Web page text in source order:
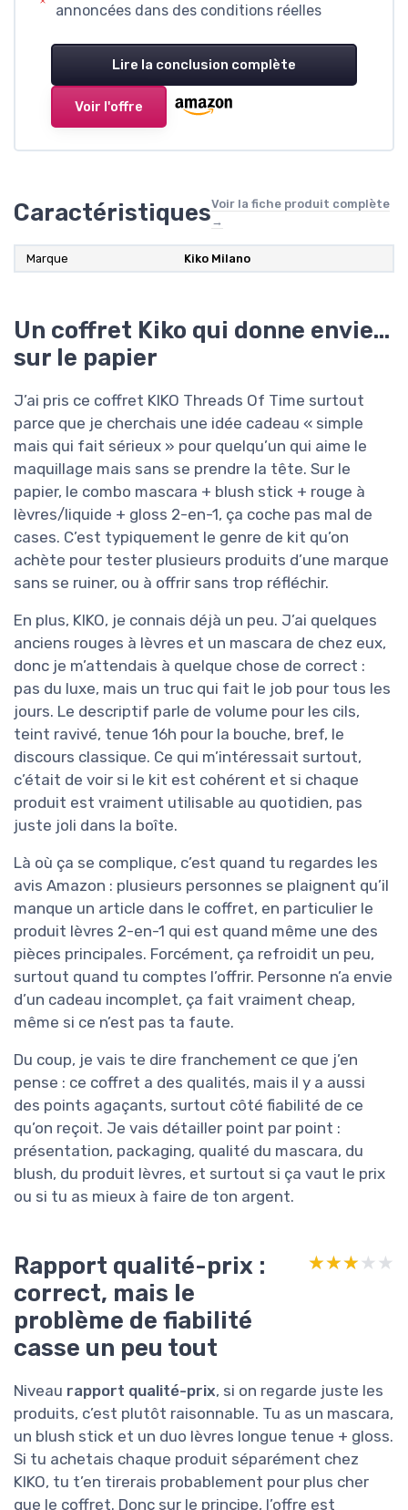
annoncées dans des conditions réelles
Lire la conclusion complète
Voir l'offre
CaractéristiquesVoir la fiche produit complète
→
Marque Kiko Milano
Un coffret Kiko qui donne envie…
sur le papier
J’ai pris ce coffret KIKO Threads Of Time surtout
parce que je cherchais une idée cadeau « simple
mais qui fait sérieux » pour quelqu’un qui aime le
maquillage mais sans se prendre la tête. Sur le
papier, le combo mascara + blush stick + rouge à
lèvres/liquide + gloss 2-en-1, ça coche pas mal de
cases. C’est typiquement le genre de kit qu’on
achète pour tester plusieurs produits d’une marque
sans se ruiner, ou à offrir sans trop réfléchir.
En plus, KIKO, je connais déjà un peu. J’ai quelques
anciens rouges à lèvres et un mascara de chez eux,
donc je m’attendais à quelque chose de correct :
pas du luxe, mais un truc qui fait le job pour tous les
jours. Le descriptif parle de volume pour les cils,
teint ravivé, tenue 16h pour la bouche, bref, le
discours classique. Ce qui m’intéressait surtout,
c’était de voir si le kit est cohérent et si chaque
produit est vraiment utilisable au quotidien, pas
juste joli dans la boîte.
Là où ça se complique, c’est quand tu regardes les
avis Amazon : plusieurs personnes se plaignent qu’il
manque un article dans le coffret, en particulier le
produit lèvres 2-en-1 qui est quand même une des
pièces principales. Forcément, ça refroidit un peu,
surtout quand tu comptes l’offrir. Personne n’a envie
d’un cadeau incomplet, ça fait vraiment cheap,
même si ce n’est pas ta faute.
Du coup, je vais te dire franchement ce que j’en
pense : ce coffret a des qualités, mais il y a aussi
des points agaçants, surtout côté fiabilité de ce
qu’on reçoit. Je vais détailler point par point :
présentation, packaging, qualité du mascara, du
blush, du produit lèvres, et surtout si ça vaut le prix
ou si tu as mieux à faire de ton argent.
Rapport qualité-prix :
correct, mais le
problème de fiabilité
casse un peu tout
★★★★★
★★★★★
Niveau rapport qualité-prix, si on regarde juste les
produits, c’est plutôt raisonnable. Tu as un mascara,
un blush stick et un duo lèvres longue tenue + gloss.
Si tu achetais chaque produit séparément chez
KIKO, tu t’en tirerais probablement pour plus cher
que le coffret. Donc sur le principe, l’offre est